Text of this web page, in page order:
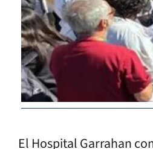
El Hospital Garrahan